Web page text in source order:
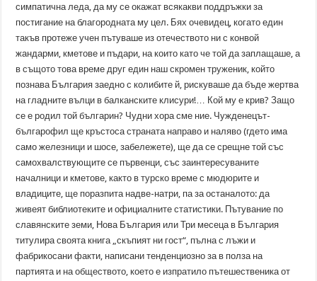
симпатична леда, да му се окажат всякакви поддръжки за
постигание на благородната му цел. Бях очевидец, когато един
такъв протеже учен пътуваше из отечеството ни с конвой
жандарми, кметове и пъдари, на които като че той да заплащаше, а
в същото това време друг един наш скромен труженик, който
познава България заедно с колибите й, рискуваше да бъде жертва
на гладните вълци в балканските клисури!… Кой му е крив? Защо
се е родил той българин? Чудни хора сме ние. Чужденецът-
българофил ще кръстоса страната направо и наляво (гдето има
само железници и шосе, забележете), ще да се срещне той със
самохвалствующите се първенци, със заинтересуваните
началници и кметове, както в турско време с мюдюрите и
владиците, ще поразпита надве-натри, па за останалото: да
живеят библиотеките и официалните статистики. Пътувание по
славянските земи, Нова България или Три месеца в България
титулира своята книга „скъпият ни гост“, пълна с лъжи и
фабрикосани факти, написани тенденциозно за в полза на
партията и на обществото, което е изпратило пътешественика от